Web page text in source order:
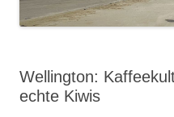
Wellington:
echte Kiwis